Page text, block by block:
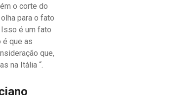
o corte do
para o fato
é um fato
é que as
que,
na Itália “.